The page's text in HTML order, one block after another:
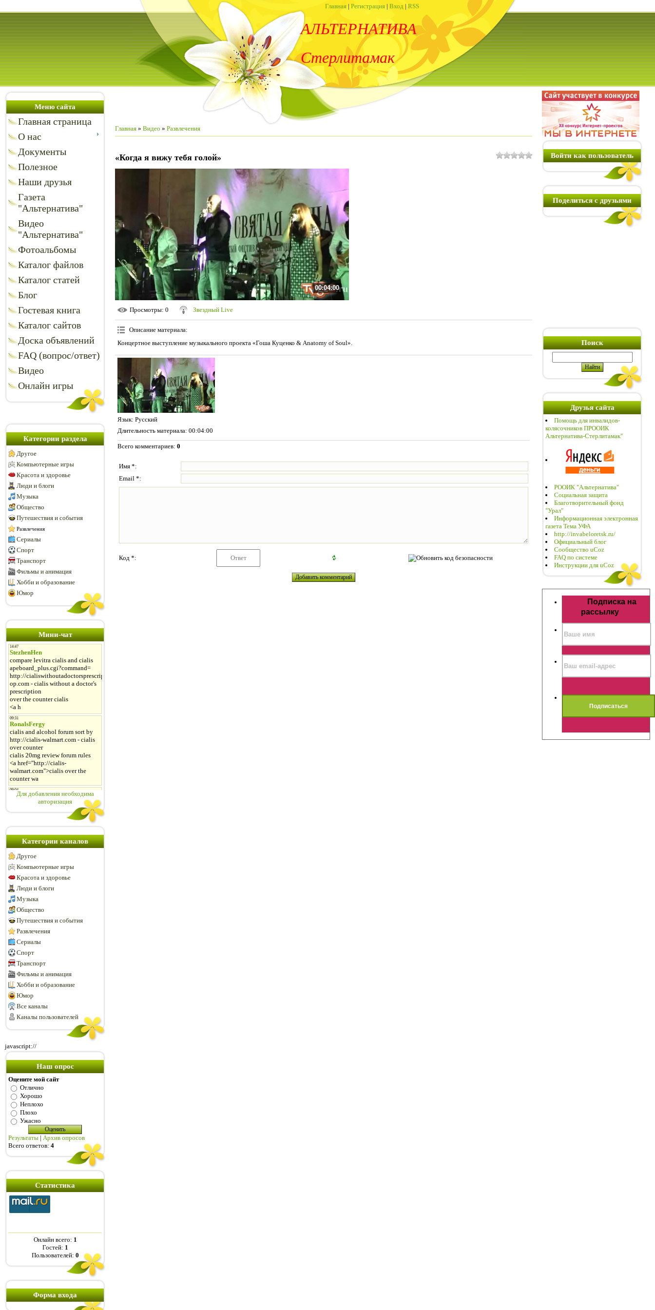
Главная | Регистрация | Вход | RSS
АЛЬТЕРНАТИВА
Стерлитамак
Меню сайта
Главная страница
О нас
Документы
Полезное
Наши друзья
Газета
"Альтернатива"
Видео
"Альтернатива"
Фотоальбомы
Каталог файлов
Каталог статей
Блог
Гостевая книга
Каталог сайтов
Доска объявлений
FAQ (вопрос/ответ)
Видео
Онлайн игры
Категории раздела
Другое
Компьютерные игры
Красота и здоровье
Люди и блоги
Музыка
Общество
Путешествия и события
Развлечения
Сериалы
Спорт
Транспорт
Фильмы и анимация
Хобби и образование
Юмор
Мини-чат
Для добавления необходима
авторизация
Категории каналов
Другое
Компьютерные игры
Красота и здоровье
Люди и блоги
Музыка
Общество
Путешествия и события
Развлечения
Сериалы
Спорт
Транспорт
Фильмы и анимация
Хобби и образование
Юмор
Все каналы
Каналы пользователей
javascript://
Наш опрос
Оцените мой сайт
Отлично
Хорошо
Неплохо
Плохо
Ужасно
Результаты | Архив опросов
Всего ответов: 4
Статистика
Онлайн всего: 1
Гостей: 1
Пользователей: 0
Форма входа
Главная » Видео » Развлечения
«Когда я вижу тебя голой»
00:04:00
Просмотры: 0 Звездный Live
Описание материала:
Концертное выступление музыкального проекта «Гоша Куценко & Anatomy of Soul».
Язык: Русский
Длительность материала: 00:04:00
Всего комментариев: 0
Имя *:
Email *:
Код *:
Войти как пользователь
Поделиться с друзьями
Поиск
Друзья сайта
Помощь для инвалидов-
колясочников ПРООИК
Альтернатива-Стерлитамак"
РООИК "Альтернатива"
Социальная защита
Благотворительный фонд
"Урал"
Информационная электронная
газета Тема УФА
http://invabeloretsk.ru/
Официальный блог
Сообщество uCoz
FAQ по системе
Инструкции для uCoz
Подписка на
рассылку